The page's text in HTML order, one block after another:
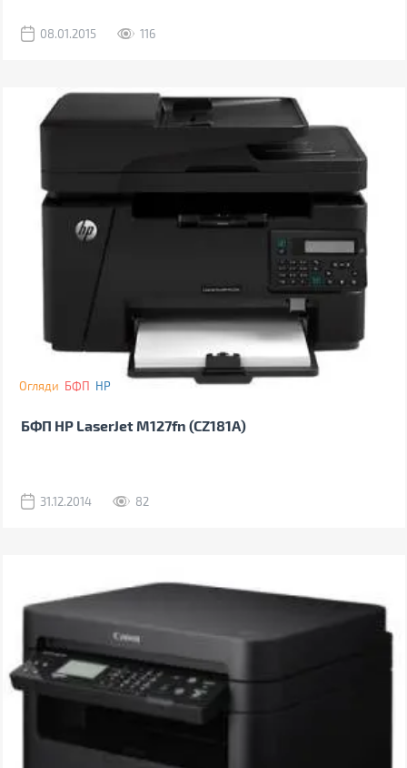
08.01.2015 116
Огляди БФП HP
БФП HP LaserJet M127fn (CZ181A)
31.12.2014 82